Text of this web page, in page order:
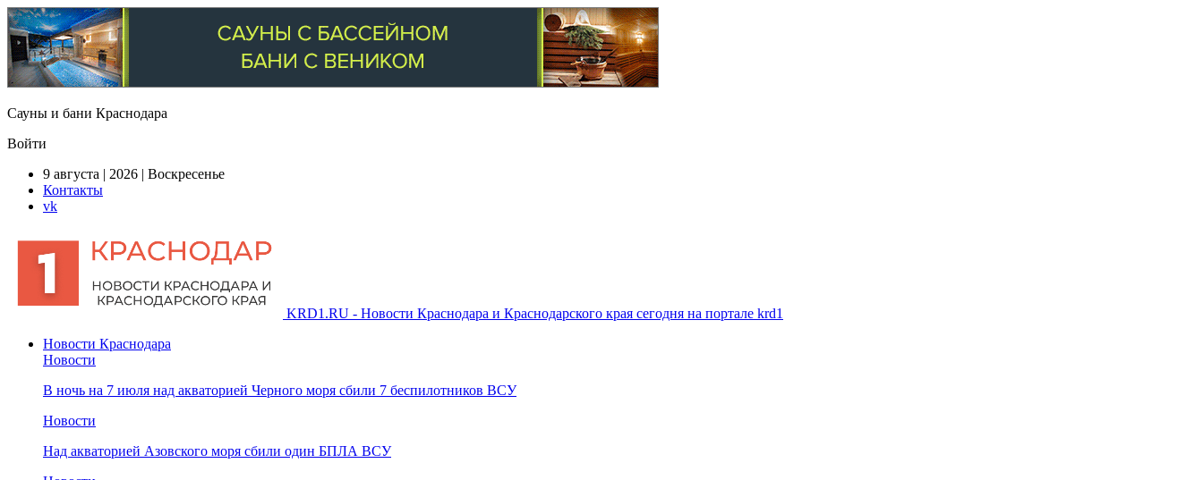
Сауны и бани Краснодара
Войти
9 августа | 2026 | Воскресенье
Контакты
vk
KRD1.RU - Новости Краснодара и Краснодарского края сегодня на портале krd1
Новости Краснодара
Новости
В ночь на 7 июля над акваторией Черного моря сбили 7 беспилотников ВСУ
Новости
Над акваторией Азовского моря сбили один БПЛА ВСУ